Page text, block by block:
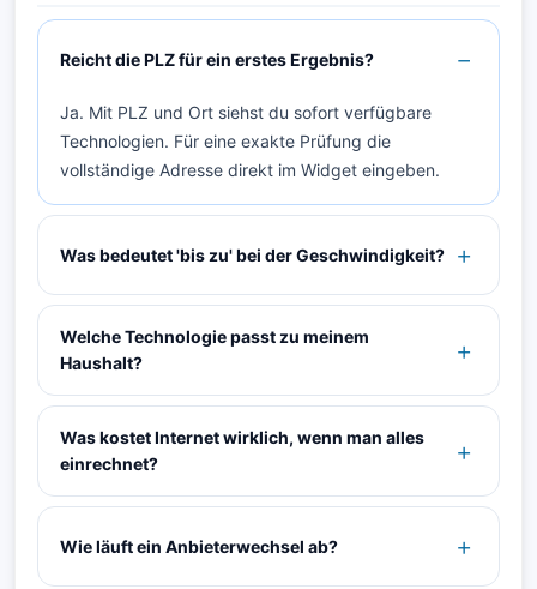
Reicht die PLZ für ein erstes Ergebnis?
Ja. Mit PLZ und Ort siehst du sofort verfügbare
Technologien. Für eine exakte Prüfung die
vollständige Adresse direkt im Widget eingeben.
Was bedeutet 'bis zu' bei der Geschwindigkeit?
Welche Technologie passt zu meinem
Haushalt?
Was kostet Internet wirklich, wenn man alles
einrechnet?
Wie läuft ein Anbieterwechsel ab?